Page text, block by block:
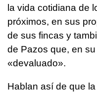
la vida cotidiana de
próximos, en sus
de sus fincas y
de Pazos que, en
«devaluado».
Hablan así de que